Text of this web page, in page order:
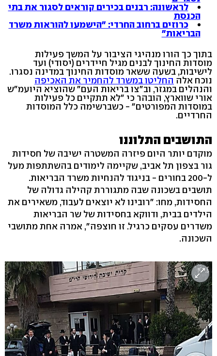
לראשונה: רבנים בכירים קוראים לסגור את בתי
הכנסת
כרוזים ברחוב החרדי: "הישמעו להוראות משרד
הבריאות"
בתוך כך הורו מנהיגי הציבור על המשך פעילות
מוסדות החינוך לבנים מגיל חיידרים (יסודי) ועד
לישיבות, בשעה ששאר מוסדות החינוך במדינה נסגרו.
נוכח אלה החליטו במשרד להחמיר את האכיפה
והנהלים במגזר, וב"צו בריאות העם" שהוציא היועמ"ש
אורי שווארץ, הובהר כי "לא תתקיים כל פעילות
במוסדות המפורטים" - כשברשימה כלל המוסדות
החרדיים.
התושבים התלוננו
מוקדם יותר היום פיזרה המשטרה ישיבה של חסידות
גור בצפון תל אביב, שקיימה לימודים בהשתתפות מעל
ל-200 בחורים - בניגוד להנחיות משרד הבריאות.
תושבים בשכונה שבה מתגוררת קהילה גדולה של
החסידות, מחו: "רובינו לא יוצאים לעבוד, משאירים את
הילדים בבית, ודווקא בחסידות של שר הבריאות
משדרים עסקים כרגיל. זו חוצפה", אמרה אחת מתושבי
השכונה.